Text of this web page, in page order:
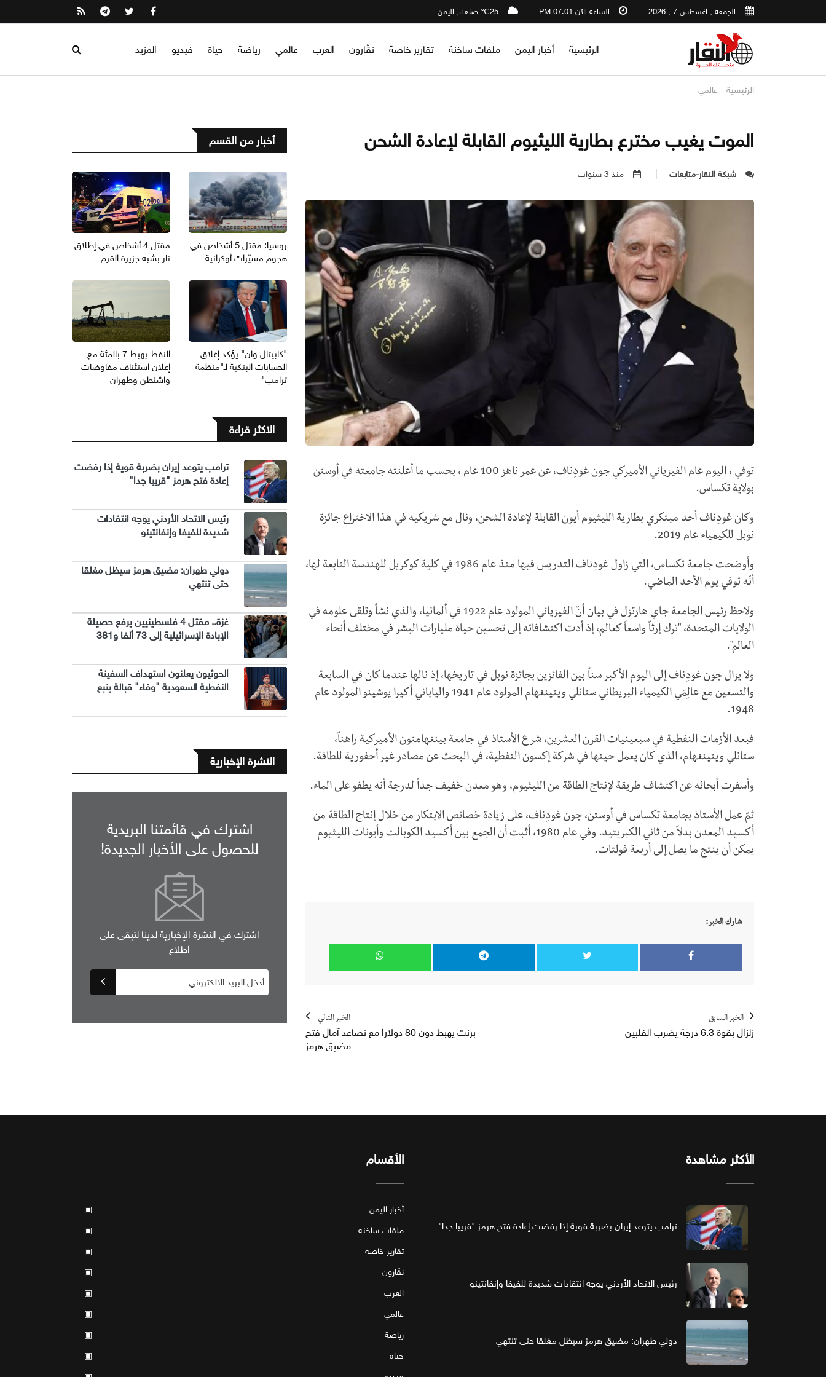
الجمعة , اغسطس 7 , 2026 الساعة الآن 07:01 PM 25℃ صنعاء, اليمن
الرئيسية أخبار اليمن ملفات ساخنة تقارير خاصة نقّارون العرب عالمي رياضة حياة فيديو المزيد
الرئيسية - عالمي
الموت يغيب مخترع بطارية الليثيوم القابلة لإعادة الشحن
شبكة النقار-متابعات منذ 3 سنوات
توفي ، اليوم عام الفيزيائي الأميركي جون غودِناف، عن عمر ناهز 100 عام ، بحسب ما أعلنته جامعته في أوستن
بولاية تكساس.
وكان غودِناف أحد مبتكري بطارية الليثيوم أيون القابلة لإعادة الشحن، ونال مع شريكيه في هذا الاختراع جائزة
نوبل للكيمياء عام 2019.
وأوضحت جامعة تكساس، التي زاول غودِناف التدريس فيها منذ عام 1986 في كلية كوكريل للهندسة التابعة لها،
أنّه توفي يوم الأحد الماضي.
ولاحظ رئيس الجامعة جاي هارتزل في بيان أنّ الفيزيائي المولود عام 1922 في ألمانيا، والذي نشأ وتلقى علومه في
الولايات المتحدة، "ترك إرثاً واسعاً كعالم، إذ أدت اكتشافاته إلى تحسين حياة مليارات البشر في مختلف أنحاء
العالم".
ولا يزال جون غودِناف إلى اليوم الأكبر سناً بين الفائزين بجائزة نوبل في تاريخها، إذ نالها عندما كان في السابعة
والتسعين مع عالِمَي الكيمياء البريطاني ستانلي ويتينغهام المولود عام 1941 والياباني أكيرا يوشينو المولود عام
1948.
فبعد الأزمات النفطية في سبعينيات القرن العشرين، شرع الأستاذ في جامعة بينغهامتون الأميركية راهناً،
ستانلي ويتينغهام، الذي كان يعمل حينها في شركة إكسون النفطية، في البحث عن مصادر غير أحفورية للطاقة.
وأسفرت أبحاثه عن اكتشاف طريقة لإنتاج الطاقة من الليثيوم، وهو معدن خفيف جداً لدرجة أنه يطفو على الماء.
ثمّ عمل الأستاذ بجامعة تكساس في أوستن، جون غودِناف، على زيادة خصائص الابتكار من خلال إنتاج الطاقة من
أكسيد المعدن بدلاً من ثاني الكبريتيد. وفي عام 1980، أثبت أن الجمع بين أكسيد الكوبالت وأيونات الليثيوم
يمكن أن ينتج ما يصل إلى أربعة فولتات.
شارك الخبر:
الخبر السابق
زلزال بقوة 6.3 درجة يضرب الفلبين
الخبر التالي
برنت يهبط دون 80 دولارا مع تصاعد آمال فتح
مضيق هرمز
أخبار من القسم
روسيا: مقتل 5 أشخاص في
هجوم مسيَّرات أوكرانية
مقتل 4 أشخاص في إطلاق
نار بشبه جزيرة القرم
"كابيتال وان" يؤكد إغلاق
الحسابات البنكية لـ"منظمة
ترامب"
النفط يهبط 7 بالمئة مع
إعلان استئناف مفاوضات
واشنطن وطهران
الاكثر قراءة
ترامب يتوعد إيران بضربة قوية إذا رفضت
إعادة فتح هرمز "قريبا جدا"
رئيس الاتحاد الأردني يوجه انتقادات
شديدة للفيفا وإنفانتينو
دولي طهران: مضيق هرمز سيظل مغلقا
حتى تنتهي
غزة.. مقتل 4 فلسطينيين يرفع حصيلة
الإبادة الإسرائيلية إلى 73 ألفا و381
الحوثيون يعلنون استهداف السفينة
النفطية السعودية "وفاء" قبالة ينبع
النشرة الإخبارية
اشترك في قائمتنا البريدية
للحصول على الأخبار الجديدة!
اشترك في النشرة الإخبارية لدينا لتبقى على
اطلاع
الأكثر مشاهدة
ترامب يتوعد إيران بضربة قوية إذا رفضت إعادة فتح هرمز "قريبا جدا"
رئيس الاتحاد الأردني يوجه انتقادات شديدة للفيفا وإنفانتينو
دولي طهران: مضيق هرمز سيظل مغلقا حتى تنتهي
الأقسام
أخبار اليمن
▣
ملفات ساخنة
▣
تقارير خاصة
▣
نقّارون
▣
العرب
▣
عالمي
▣
رياضة
▣
حياة
▣